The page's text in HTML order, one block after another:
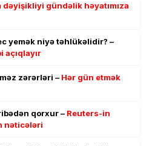
dəyişikliyi gündəlik həyatımıza
yemək niyə təhlükəlidir? –
açıqlayır
zərərləri – Hər gün etmək
qorxur – Reuters-in
nəticələri